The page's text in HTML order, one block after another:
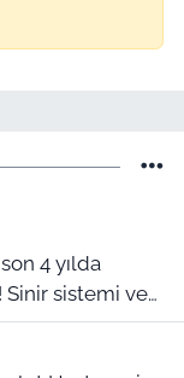
Sinir sistemi ve
şok